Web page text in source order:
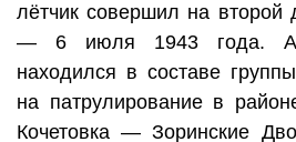
лётчик совершил на второй
— 6 июля 1943 года.
находился в составе
на патрулирование в
Кочетовка — Зоринские